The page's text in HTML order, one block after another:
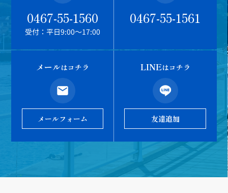
0467-55-1560
受付：平日9:00～17:00
0467-55-1561
メールはコチラ
メールフォーム
LINEはコチラ
友達追加